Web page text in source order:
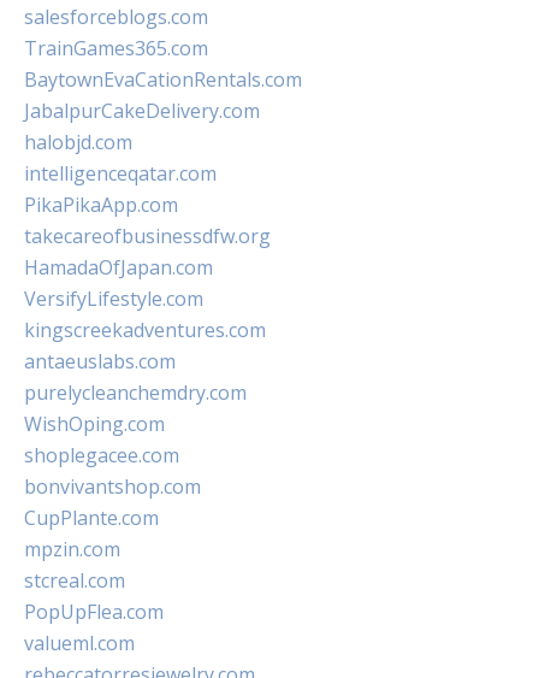
salesforceblogs.com
TrainGames365.com
BaytownEvaCationRentals.com
JabalpurCakeDelivery.com
halobjd.com
intelligenceqatar.com
PikaPikaApp.com
takecareofbusinessdfw.org
HamadaOfJapan.com
VersifyLifestyle.com
kingscreekadventures.com
antaeuslabs.com
purelycleanchemdry.com
WishOping.com
shoplegacee.com
bonvivantshop.com
CupPlante.com
mpzin.com
stcreal.com
PopUpFlea.com
valueml.com